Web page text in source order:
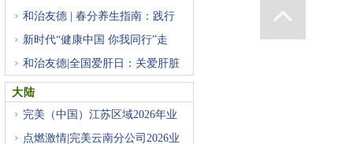
和治友德 | 春分养生指南：践行
新时代“健康中国 你我同行”走
和治友德|全国爱肝日：关爱肝脏
大陆
完美（中国）江苏区域2026年业
点燃激情|完美云南分公司2026业